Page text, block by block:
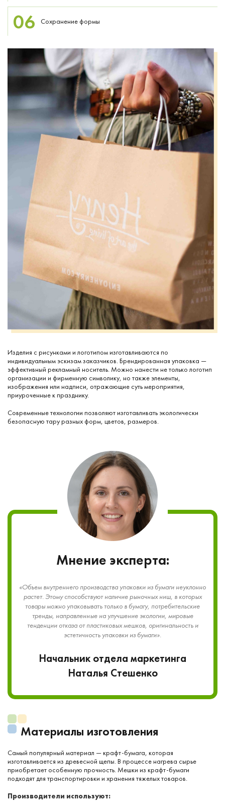
06 Сохранение формы
Изделия с рисунками и логотипом изготавливаются по
индивидуальным эскизам заказчиков. Брендированная упаковка —
эффективный рекламный носитель. Можно нанести не только логотип
организации и фирменную символику, но также элементы,
изображения или надписи, отражающие суть мероприятия,
приуроченные к празднику.
Современные технологии позволяют изготавливать экологически
безопасную тару разных форм, цветов, размеров.
Мнение эксперта:
«Объем внутреннего производства упаковки из бумаги неуклонно
растет. Этому способствуют наличие рыночных ниш, в которых
товары можно упаковывать только в бумагу, потребительские
тренды, направленные на улучшение экологии, мировые
тенденции отказа от пластиковых мешков, оригинальность и
эстетичность упаковки из бумаги».
Начальник отдела маркетинга
Наталья Стешенко
Материалы изготовления
Самый популярный материал — крафт-бумага, которая
изготавливается из древесной щепы. В процессе нагрева сырье
приобретает особенную прочность. Мешки из крафт-бумаги
подходят для транспортировки и хранения тяжелых товаров.
Производители используют: